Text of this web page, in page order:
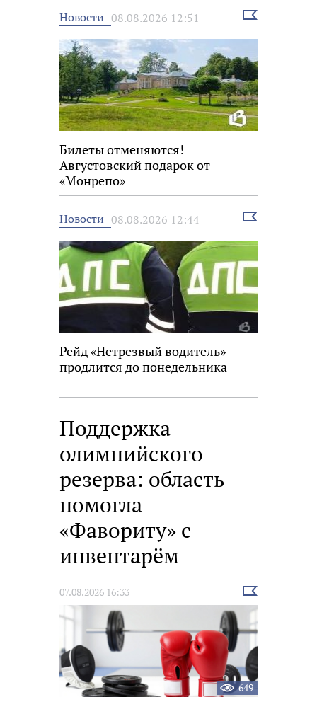
Новости 08.08.2026 12:51
Выбрать
Билеты отменяются!
Августовский подарок от
«Монрепо»
Новости 08.08.2026 12:44
Выбрать
Рейд «Нетрезвый водитель»
продлится до понедельника
Поддержка
олимпийского
резерва: область
помогла
«Фавориту» с
инвентарём
07.08.2026 16:33
Выбрать
новость
649